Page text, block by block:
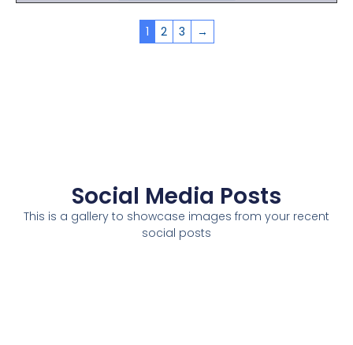
1 2 3 →
Social Media Posts
This is a gallery to showcase images from your recent
social posts